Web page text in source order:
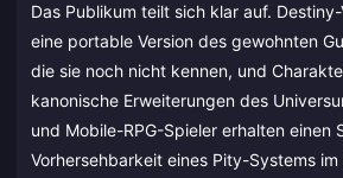
Das Publikum teilt sich klar auf.
eine portable Version des gewohnten
die sie noch nicht kennen, und
kanonische Erweiterungen des
und Mobile-RPG-Spieler erhalten einen
Vorhersehbarkeit eines Pity-Systems